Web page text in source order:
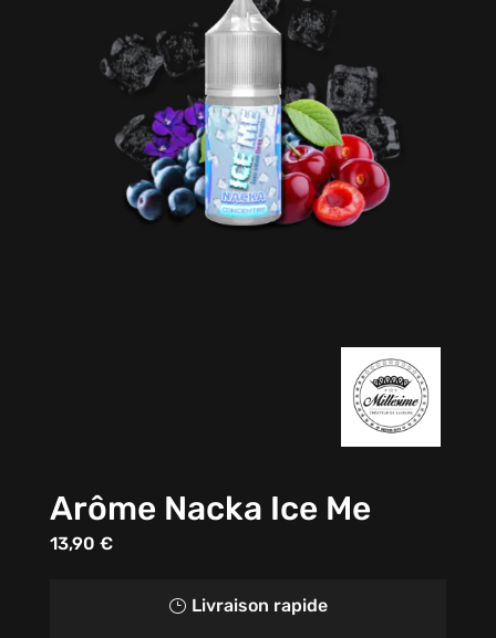
Arôme Nacka Ice Me
13,90 €
} Livraison rapide